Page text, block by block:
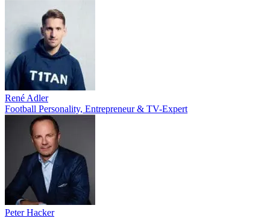
René Adler
Football Personality, Entrepreneur & TV-Expert
Peter Hacker